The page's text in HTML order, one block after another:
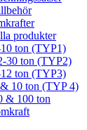
produkter
ton (TYP1)
30 ton (TYP2)
ton (TYP3)
10 ton (TYP 4)
& 100 ton